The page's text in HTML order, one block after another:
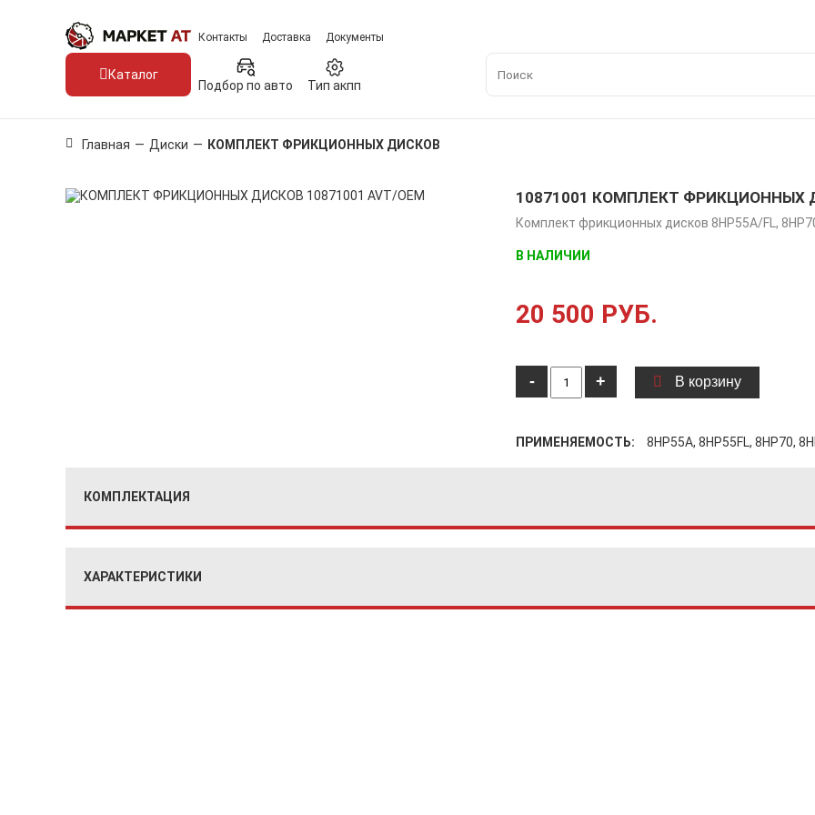
Контакты Доставка Документы
Каталог
Подбор по авто Тип акпп
Главная — Диски — КОМПЛЕКТ ФРИКЦИОННЫХ ДИСКОВ
10871001 КОМПЛЕКТ ФРИКЦИОННЫХ
Комплект фрикционных дисков 8HP55A/FL,
В НАЛИЧИИ
20 500 РУБ.
- + В корзину
ПРИМЕНЯЕМОСТЬ: 8HP55A, 8HP55FL, 8HP70,
КОМПЛЕКТАЦИЯ
ХАРАКТЕРИСТИКИ